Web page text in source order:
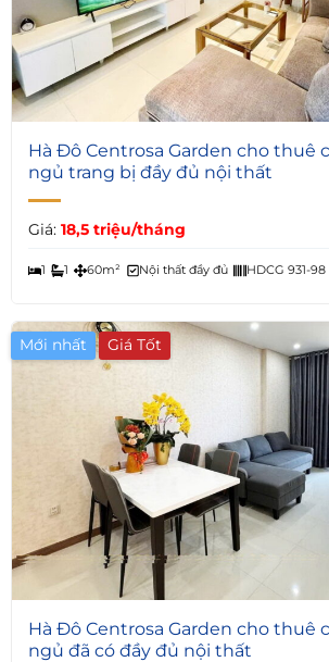
5
Hà Đô Centrosa Garden cho thuê
ngủ trang bị đầy đủ nội thất
Giá: 18,5 triệu/tháng
1 1 60m² Nội thất đầy đủ HDCG 931-98
Mới nhất Giá Tốt
3
Hà Đô Centrosa Garden cho thuê
ngủ đã có đầy đủ nội thất